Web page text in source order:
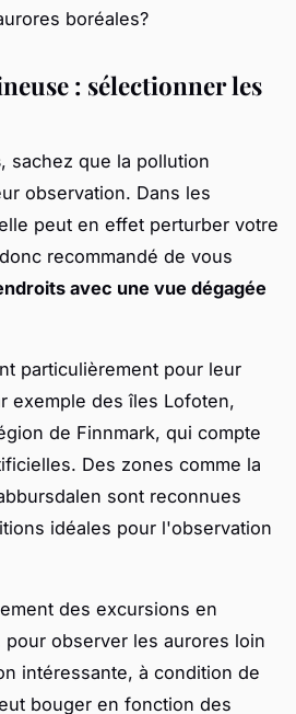
boréales?
: sélectionner les
, sachez que la pollution
observation. Dans les
peut en effet perturber votre
recommandé de vous
avec une vue dégagée
particulièrement pour leur
exemple des îles Lofoten,
de Finnmark, qui compte
Des zones comme la
sont reconnues
idéales pour l'observation
des excursions en
pour observer les aurores loin
intéressante, à condition de
bouger en fonction des